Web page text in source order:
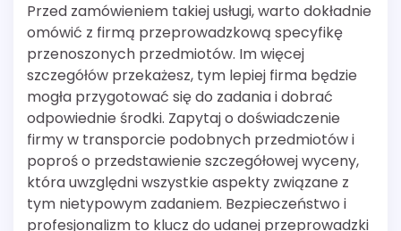
Przed zamówieniem takiej usługi, warto dokładnie
omówić z firmą przeprowadzkową specyfikę
przenoszonych przedmiotów. Im więcej
szczegółów przekażesz, tym lepiej firma będzie
mogła przygotować się do zadania i dobrać
odpowiednie środki. Zapytaj o doświadczenie
firmy w transporcie podobnych przedmiotów i
poproś o przedstawienie szczegółowej wyceny,
która uwzględni wszystkie aspekty związane z
tym nietypowym zadaniem. Bezpieczeństwo i
profesjonalizm to klucz do udanej przeprowadzki